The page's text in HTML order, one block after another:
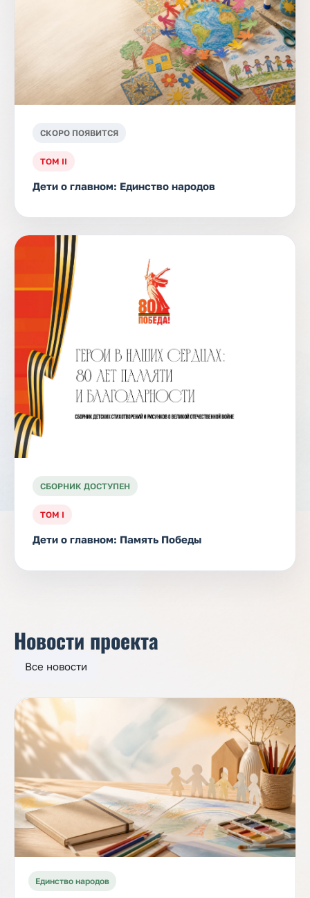
СКОРО ПОЯВИТСЯ
ТОМ II
Дети о главном: Единство народов
СБОРНИК ДОСТУПЕН
ТОМ I
Дети о главном: Память Победы
Новости проекта
Все новости
Единство народов